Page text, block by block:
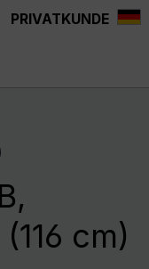
PRIVATKUNDE
cm)